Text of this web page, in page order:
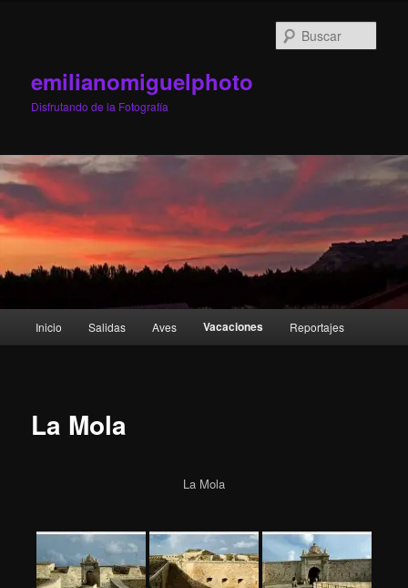
emilianomiguelphoto
Disfrutando de la Fotografía
Inicio Salidas Aves Vacaciones Reportajes
La Mola
La Mola